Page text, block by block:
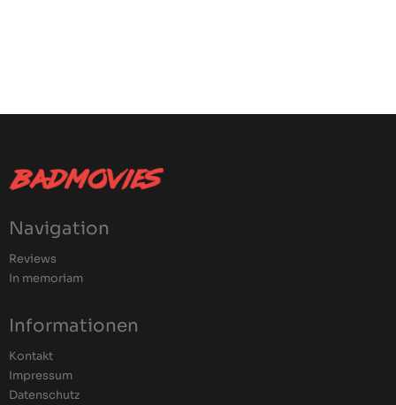
Navigation
Reviews
In memoriam
Informationen
Kontakt
Impressum
Datenschutz